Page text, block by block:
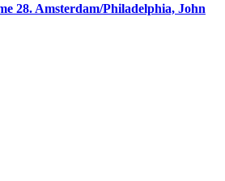
28. Amsterdam/Philadelphia, John